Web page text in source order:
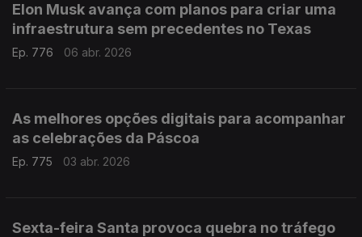
Elon Musk avança com planos para criar uma
infraestrutura sem precedentes no Texas
Ep. 776 06 abr. 2026
As melhores opções digitais para acompanhar
as celebrações da Páscoa
Ep. 775 03 abr. 2026
Sexta-feira Santa provoca quebra no tráfego